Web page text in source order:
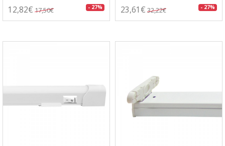
12,82€ 17,50€ - 27% 23,61€ 32,22€ - 27%